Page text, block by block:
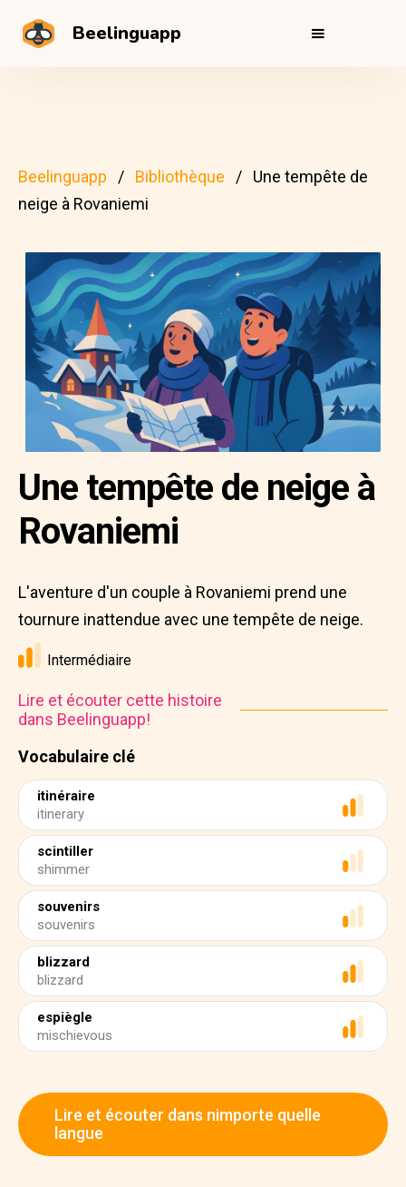
Beelinguapp
Beelinguapp Bibliothèque
Une tempête de
neige à Rovaniemi
Vocabulaire clé
itinéraire
itinerary
scintiller
shimmer
souvenirs
souvenirs
blizzard
blizzard
espiègle
mischievous
Une tempête de neige à
Rovaniemi
L'aventure d'un couple à Rovaniemi prend une
tournure inattendue avec une tempête de neige.
Intermédiaire
Lire et écouter cette histoire
dans Beelinguapp!
Lire et écouter dans nimporte quelle
langue